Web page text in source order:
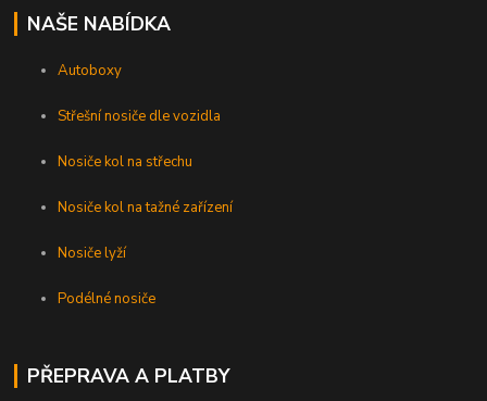
NAŠE NABÍDKA
Autoboxy
Střešní nosiče dle vozidla
Nosiče kol na střechu
Nosiče kol na tažné zařízení
Nosiče lyží
Podélné nosiče
PŘEPRAVA A PLATBY